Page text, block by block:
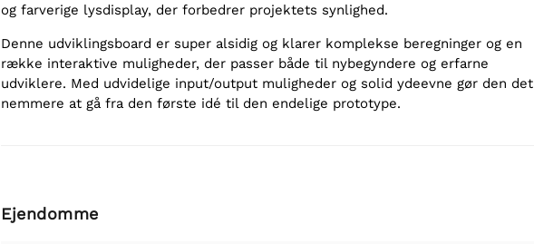
og farverige lysdisplay, der forbedrer projektets synlighed.
Denne udviklingsboard er super alsidig og klarer komplekse beregninger og en
række interaktive muligheder, der passer både til nybegyndere og erfarne
udviklere. Med udvidelige input/output muligheder og solid ydeevne gør den det
nemmere at gå fra den første idé til den endelige prototype.
Ejendomme